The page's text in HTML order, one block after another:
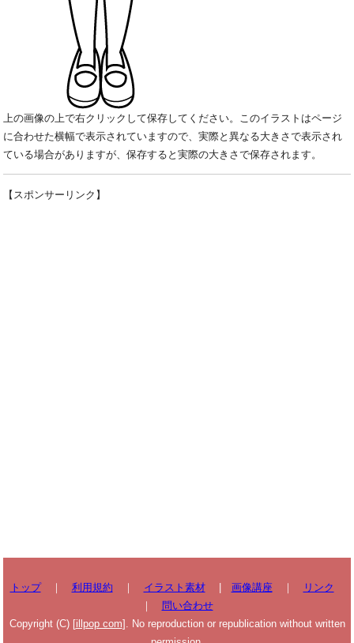
上の画像の上で右クリックして保存してください。このイラストはページ
に合わせた横幅で表示されていますので、実際と異なる大きさで表示され
ている場合がありますが、保存すると実際の大きさで保存されます。
【スポンサーリンク】
トップ｜ 利用規約 ｜ イラスト素材| 画像講座｜
リンク
｜ 問い合わせ
Copyright (C) [illpop com]. No reproduction or republication without written